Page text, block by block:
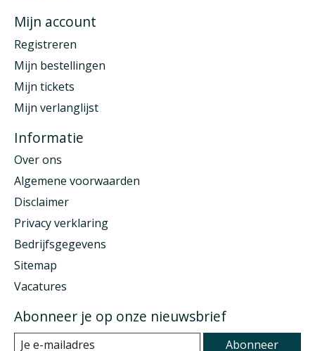
Mijn account
Registreren
Mijn bestellingen
Mijn tickets
Mijn verlanglijst
Informatie
Over ons
Algemene voorwaarden
Disclaimer
Privacy verklaring
Bedrijfsgegevens
Sitemap
Vacatures
Abonneer je op onze nieuwsbrief
Abonneer